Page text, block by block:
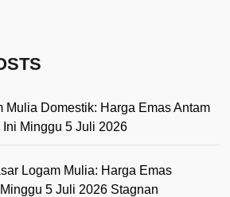
Mulia Domestik: Harga Emas Antam
Minggu 5 Juli 2026
Logam Mulia: Harga Emas
5 Juli 2026 Stagnan